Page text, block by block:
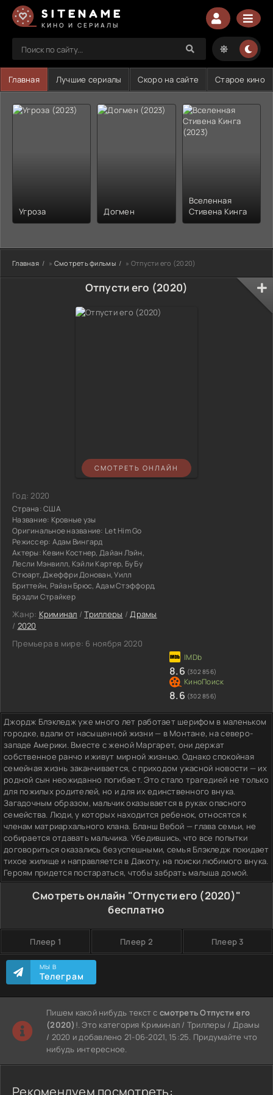
SITENAME
КИНО И СЕРИАЛЫ
Главная Лучшие сериалы Скоро на сайте Старое кино
Угроза Догмен
Вселенная
Стивена Кинга
Главная » Смотреть фильмы » Отпусти его (2020)
Отпусти его (2020)
СМОТРЕТЬ ОНЛАЙН
Год:2020
Страна:США
Название: Кровные узы
Оригинальное название: Let Him Go
Режиссер: Адам Вингард
Актеры: Кевин Костнер, Дайан Лэйн,
Лесли Мэнвилл, Кэйли Картер, Бу Бу
Стюарт, Джеффри Донован, Уилл
Бриттейн, Райан Брюс, Адам Стэффорд,
Брэдли Страйкер
Жанр: Криминал /Триллеры /Драмы
/ 2020
Премьера в мире: 6 ноября 2020
8.6 (302 856)
8.6 (302 856)
Джордж Блэкледж уже много лет работает шерифом в маленьком
городке, вдали от насыщенной жизни — в Монтане, на северо-
западе Америки. Вместе с женой Маргарет, они держат
собственное ранчо и живут мирной жизнью. Однако спокойная
семейная жизнь заканчивается, с приходом ужасной новости — их
родной сын неожиданно погибает. Это стало трагедией не только
для пожилых родителей, но и для их единственного внука.
Загадочным образом, мальчик оказывается в руках опасного
семейства. Люди, у которых находится ребенок, относятся к
членам матриархального клана. Бланш Вебой — глава семьи, не
собирается отдавать мальчика. Убедившись, что все попытки
договориться оказались безуспешными, семья Блэкледж покидает
тихое жилище и направляется в Дакоту, на поиски любимого внука.
Героям придется постараться, чтобы забрать малыша домой.
Смотреть онлайн "Отпусти его (2020)"
бесплатно
Плеер 1 Плеер 2 Плеер 3
МЫ В
Телеграм
Пишем какой нибудь текст ссмотреть Отпусти его
(2020) !. Это категория Криминал / Триллеры / Драмы
/ 2020 и добавлено 21-06-2021, 15:25. Придумайте что
нибудь интересное.
Рекомендуем посмотреть: